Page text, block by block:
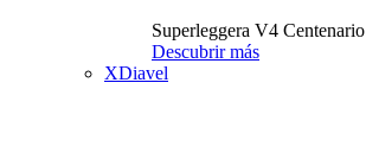
Superleggera V4 Centenario
Descubrir más
XDiavel